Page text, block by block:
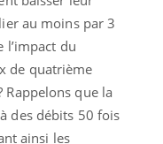
au moins par 3
l’impact du
de quatrième
que la
des débits 50 fois
ainsi les